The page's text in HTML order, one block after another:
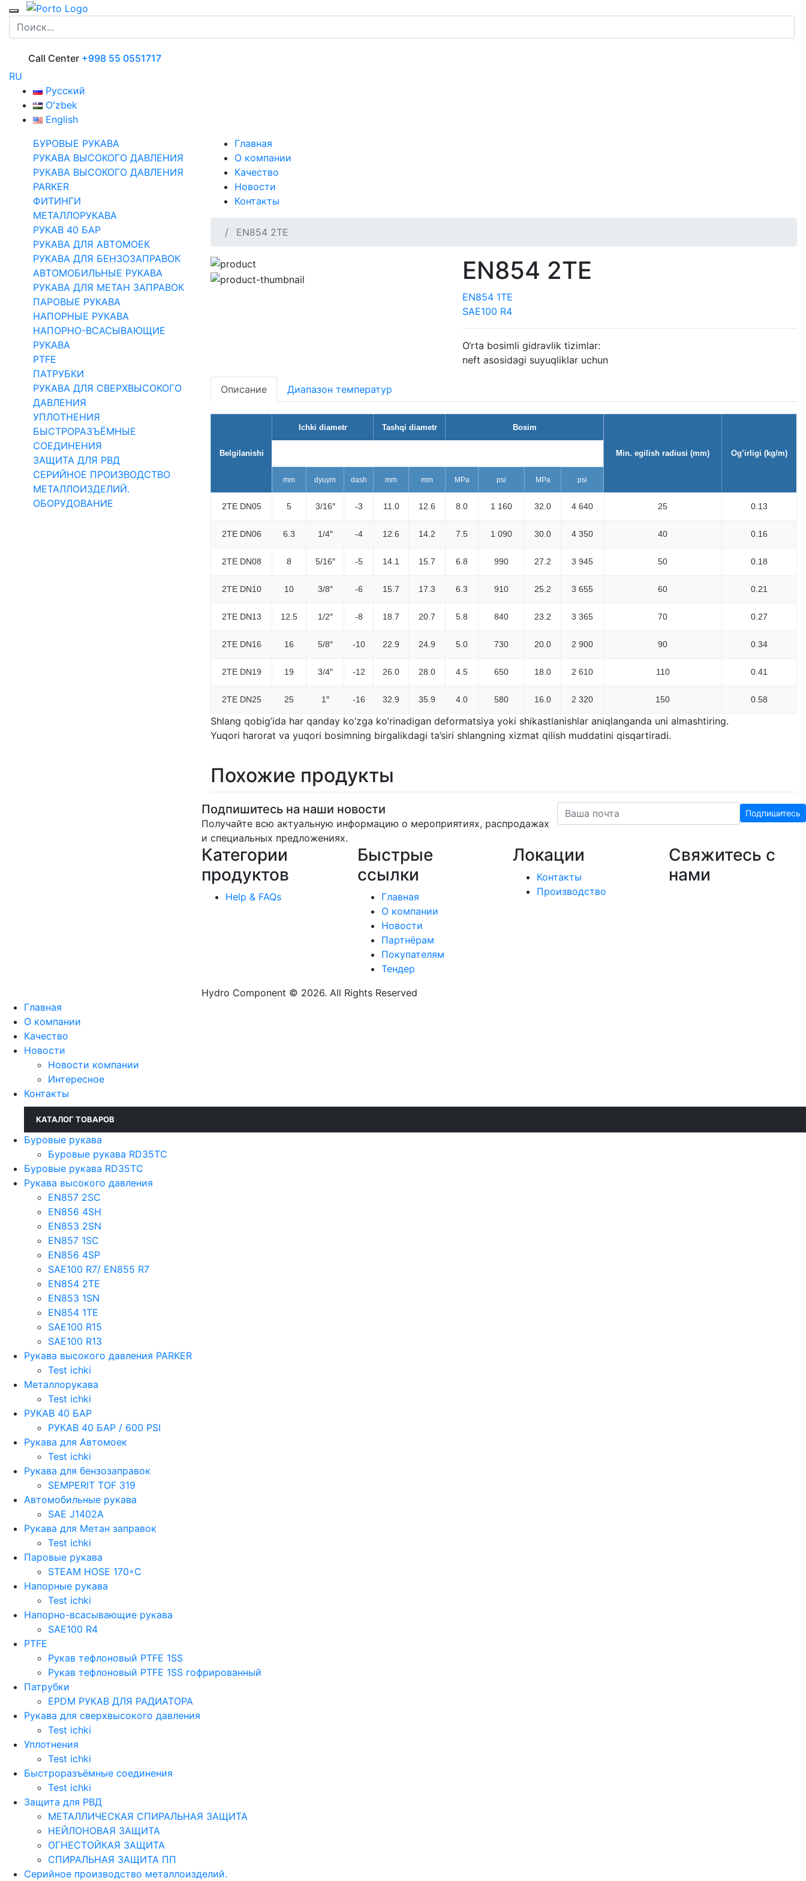
Call Center +998 55 0551717
RU
Русский
Oʻzbek
English
БУРОВЫЕ РУКАВА
РУКАВА ВЫСОКОГО ДАВЛЕНИЯ
РУКАВА ВЫСОКОГО ДАВЛЕНИЯ
PARKER
ФИТИНГИ
МЕТАЛЛОРУКАВА
РУКАВ 40 БАР
РУКАВА ДЛЯ АВТОМОЕК
РУКАВА ДЛЯ БЕНЗОЗАПРАВОК
АВТОМОБИЛЬНЫЕ РУКАВА
РУКАВА ДЛЯ МЕТАН ЗАПРАВОК
ПАРОВЫЕ РУКАВА
НАПОРНЫЕ РУКАВА
НАПОРНО-ВСАСЫВАЮЩИЕ
РУКАВА
PTFE
ПАТРУБКИ
РУКАВА ДЛЯ СВЕРХВЫСОКОГО
ДАВЛЕНИЯ
УПЛОТНЕНИЯ
БЫСТРОРАЗЪЁМНЫЕ
СОЕДИНЕНИЯ
ЗАЩИТА ДЛЯ РВД
СЕРИЙНОЕ ПРОИЗВОДСТВО
МЕТАЛЛОИЗДЕЛИЙ.
ОБОРУДОВАНИЕ
Главная
О компании
Качество
Новости
Контакты
EN854 2TE
EN854 2TE
EN854 1TE
SAE100 R4
O‘rta bosimli gidravlik tizimlar:
neft asosidagi suyuqliklar uchun
Описание Диапазон температур
Belgilanishi
Ichki diametr Tashqi diametr Bosim
Min. egilish radiusi (mm) Og’irligi (kg/m)
mm dyuym dash mm mm MPa psi MPa psi
2TE DN05 5 3/16″ -3 11.0 12.6 8.0 1 160 32.0 4 640 25 0.13
2TE DN06 6.3 1/4″ -4 12.6 14.2 7.5 1 090 30.0 4 350 40 0.16
2TE DN08 8 5/16″ -5 14.1 15.7 6.8 990 27.2 3 945 50 0.18
2TE DN10 10 3/8″ -6 15.7 17.3 6.3 910 25.2 3 655 60 0.21
2TE DN13 12.5 1/2″ -8 18.7 20.7 5.8 840 23.2 3 365 70 0.27
2TE DN16 16 5/8″ -10 22.9 24.9 5.0 730 20.0 2 900 90 0.34
2TE DN19 19 3/4″ -12 26.0 28.0 4.5 650 18.0 2 610 110 0.41
2TE DN25 25 1″ -16 32.9 35.9 4.0 580 16.0 2 320 150 0.58
Shlang qobig’ida har qanday ko’zga ko’rinadigan deformatsiya yoki shikastlanishlar aniqlanganda uni almashtiring.
Yuqori harorat va yuqori bosimning birgalikdagi ta’siri shlangning xizmat qilish muddatini qisqartiradi.
Похожие продукты
Подпишитесь на наши новости
Получайте всю актуальную информацию о мероприятиях, распродажах
и специальных предложениях.
Подпишитесь
Категории
продуктов
Help & FAQs
Быстрые
ссылки
Главная
О компании
Новости
Партнёрам
Покупателям
Тендер
Локации
Контакты
Производство
Свяжитесь с
нами
Hydro Component © 2026. All Rights Reserved
Главная
О компании
Качество
Новости
Новости компании
Интересное
Контакты
КАТАЛОГ ТОВАРОВ
Буровые рукава
Буровые рукава RD35TC
Буровые рукава RD35TC
Рукава высокого давления
EN857 2SС
EN856 4SH
EN853 2SN
EN857 1SC
EN856 4SP
SAE100 R7/ EN855 R7
EN854 2TE
EN853 1SN
EN854 1TE
SAE100 R15
SAE100 R13
Рукава высокого давления PARKER
Test ichki
Металлорукава
Test ichki
РУКАВ 40 БАР
РУКАВ 40 БАР / 600 PSI
Рукава для Автомоек
Test ichki
Рукава для бензозаправок
SEMPERIT TOF 319
Автомобильные рукава
SAE J1402A
Рукава для Метан заправок
Test ichki
Паровые рукава
STEAM HOSE 170◦C
Напорные рукава
Test ichki
Напорно-всасывающие рукава
SAE100 R4
PTFE
Рукав тефлоновый PTFE 1SS
Рукав тефлоновый PTFE 1SS гофрированный
Патрубки
EPDM РУКАВ ДЛЯ РАДИАТОРА
Рукава для сверхвысокого давления
Test ichki
Уплотнения
Test ichki
Быстроразъёмные соединения
Test ichki
Защита для РВД
МЕТАЛЛИЧЕСКАЯ СПИРАЛЬНАЯ ЗАЩИТА
НЕЙЛОНОВАЯ ЗАЩИТА
ОГНЕСТОЙКАЯ ЗАЩИТА
СПИРАЛЬНАЯ ЗАЩИТА ПП
Серийное производство металлоизделий.